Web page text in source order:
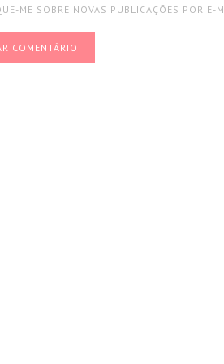
ME SOBRE NOVAS PUBLICAÇÕES POR E-